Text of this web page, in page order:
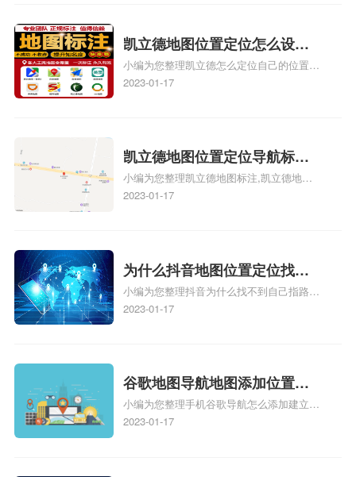
门指路人地图标注服务中心地址标注上地图
怎么弄相关地图标注知识，详情可查看下方
正文！
凯立德地图位置定位怎么设置
自己的指路人地图标注服务中
心名？凯立德地图位置定位怎
小编为您整理凯立德怎么定位自己的位置
啊、手机凯立德地图定位怎么设置往上走、
地图标注服务中心铺招牌相关地图标注知
识，详情可查看下方正文！
2023-01-17
凯立德地图位置定位导航标
注？凯立德地图位置定位,导航,
标注？
小编为您整理凯立德地图标注,凯立德地图
标注怎么做啊、凯立德地图标注,凯立德地
相关地图标注知识，详情可查看下方正文！
2023-01-17
为什么抖音地图位置定位找不
到了？抖音为什么找不到当前
定位了？
小编为您整理抖音为什么找不到自己指路人
地图标注服务中心铺的位置、地图位置更新
服务中心位置、抖音突然不显示定位了相关
地图标注知识，详情可查看下方正文！
2023-01-17
谷歌地图导航地图添加位置？
添加谷歌地图导航位置？
小编为您整理手机谷歌导航怎么添加建立多
人位置、如何在地图，谷歌地图添加公司位
2023-01-17